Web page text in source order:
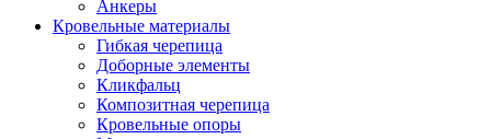
Анкеры
Кровельные материалы
Гибкая черепица
Доборные элементы
Кликфальц
Композитная черепица
Кровельные опоры